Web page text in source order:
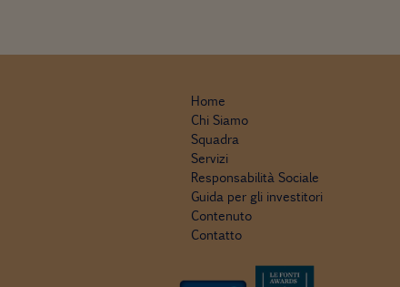
Home
Chi Siamo
Squadra
Servizi
Responsabilità Sociale
Guida per gli investitori
Contenuto
Contatto